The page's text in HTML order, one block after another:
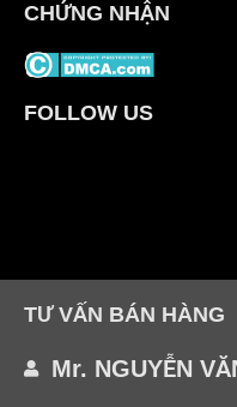
CHỨNG NHẬN
FOLLOW US
TƯ VẤN BÁN HÀNG
Mr. NGUYỄN